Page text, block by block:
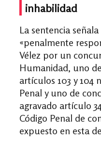
inhabilidad
La sentencia
«penalmente
Vélez por un
Humanidad, uno
artículos 103 y 104
Penal y uno de
agravado artículo
Código Penal de
expuesto en esta